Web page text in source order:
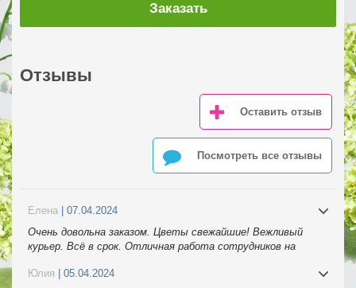
Заказать
Отзывы
Оставить отзыв
Посмотреть все отзывы
Елена | 07.04.2024
Очень довольна заказом. Цветы свежайшие! Вежливый
курьер. Всё в срок. Отличная работа сотрудников на
Юлия | 05.04.2024